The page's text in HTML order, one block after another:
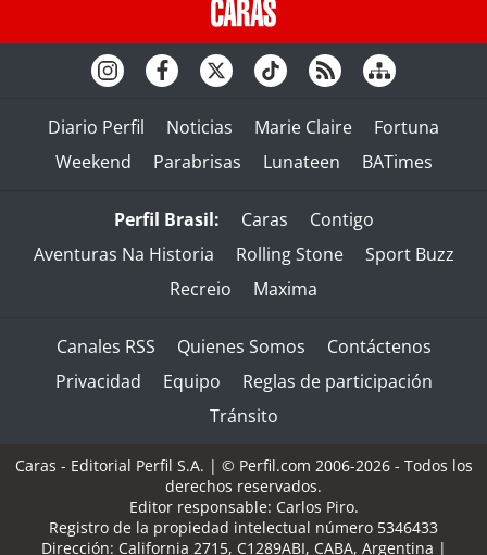
Diario Perfil Noticias Marie Claire
Fortuna
Weekend
Parabrisas Lunateen BATimes
Perfil Brasil: Caras
Contigo
Aventuras Na Historia
Rolling Stone
Sport Buzz
Recreio
Maxima
Canales RSS Quienes Somos
Contáctenos
Privacidad
Equipo
Reglas de participación
Tránsito
Caras - Editorial Perfil S.A. | © Perfil.com 2006-2026 - Todos los
derechos reservados.
Editor responsable: Carlos Piro.
Registro de la propiedad intelectual número 5346433
Dirección: California 2715, C1289ABI, CABA, Argentina |